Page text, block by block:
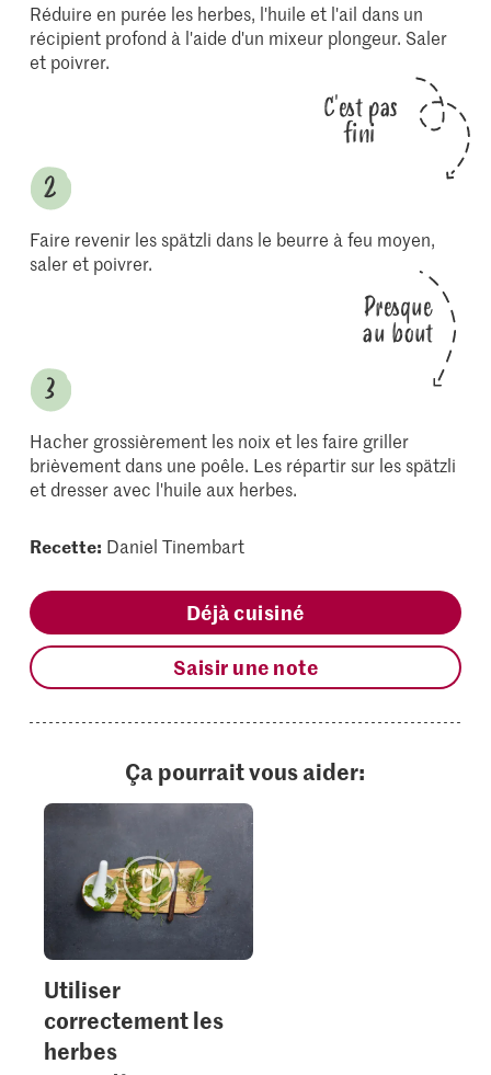
Réduire en purée les herbes, l'huile et l'ail dans un
récipient profond à l'aide d'un mixeur plongeur. Saler
et poivrer.
C'est pas
fini
Faire revenir les spätzli dans le beurre à feu moyen,
saler et poivrer.
Presque
au bout
Hacher grossièrement les noix et les faire griller
brièvement dans une poêle. Les répartir sur les spätzli
et dresser avec l'huile aux herbes.
Recette: Daniel Tinembart
Déjà cuisiné
Saisir une note
Ça pourrait vous aider:
Utiliser
correctement les
herbes